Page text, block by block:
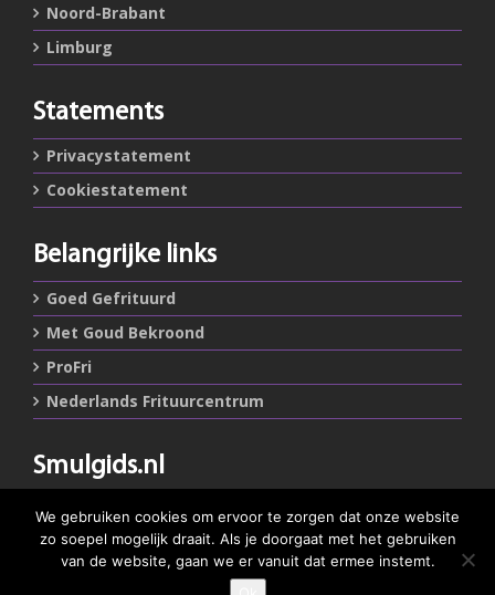
Noord-Brabant
Limburg
Statements
Privacystatement
Cookiestatement
Belangrijke links
Goed Gefrituurd
Met Goud Bekroond
ProFri
Nederlands Frituurcentrum
Smulgids.nl
Blaarthemseweg 72
5502 JW Veldhoven
We gebruiken cookies om ervoor te zorgen dat onze website
zo soepel mogelijk draait. Als je doorgaat met het gebruiken
van de website, gaan we er vanuit dat ermee instemt.